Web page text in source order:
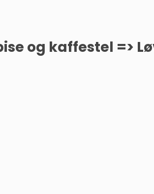
og kaffestel =>